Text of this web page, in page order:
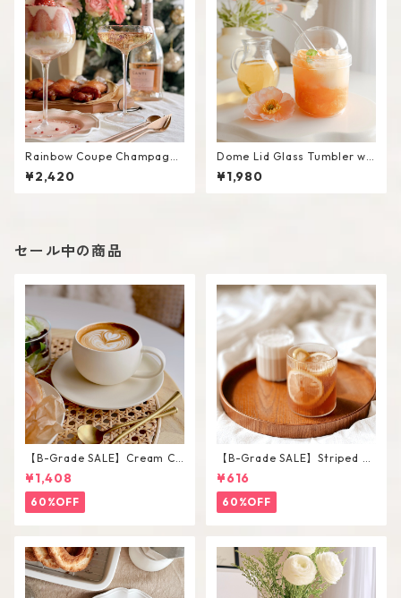
Rainbow Coupe Champagne
Glass
¥2,420
Dome Lid Glass Tumbler wit
h Straw
¥1,980
セール中の商品
【B-Grade SALE】Cream Co
lor Round Shape Cup Saucer
Set
¥1,408
60%OFF
【B-Grade SALE】Striped Sh
ort Glass / M
¥616
60%OFF